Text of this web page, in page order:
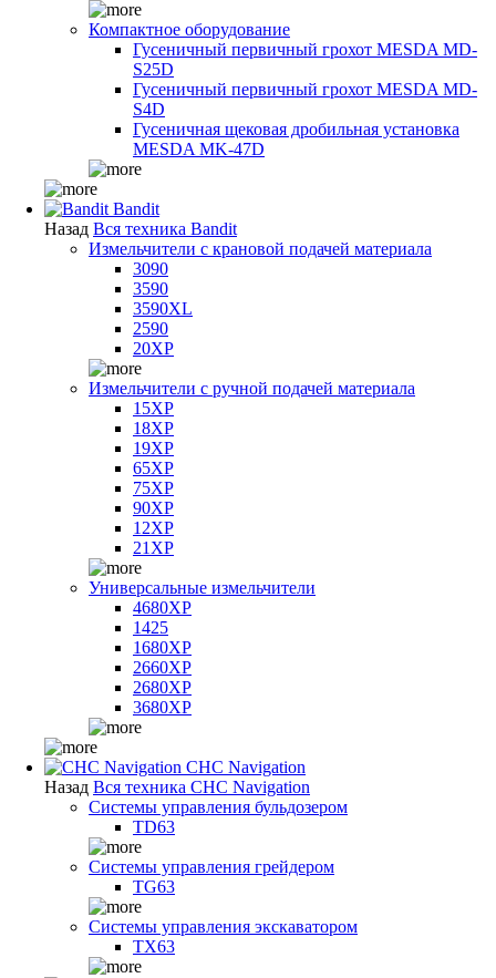
Компактное оборудование
Гусеничный первичный грохот MESDA MD-
S25D
Гусеничный первичный грохот MESDA MD-
S4D
Гусеничная щековая дробильная установка
MESDA MK-47D
Bandit
Назад Вся техника Bandit
Измельчители с крановой подачей материала
3090
3590
3590XL
2590
20XP
Измельчители с ручной подачей материала
15XP
18XP
19XP
65XP
75XP
90XP
12XP
21XP
Универсальные измельчители
4680XP
1425
1680XP
2660XP
2680XP
3680XP
CHC Navigation
Назад Вся техника CHC Navigation
Системы управления бульдозером
TD63
Системы управления грейдером
TG63
Системы управления экскаватором
TX63